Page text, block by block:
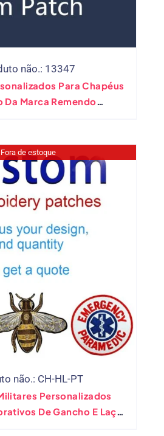
não.: 13347
Para Chapéus
Marca Remendo
Para Ropa
Fora de estoque
não.: CH-HL-PT
Personalizados
De Gancho E Laço